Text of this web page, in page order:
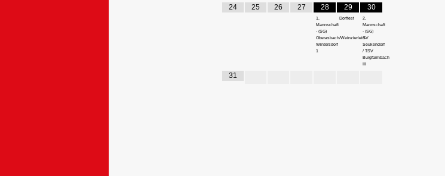
24 25 26 27 28
1.
Mannschaft
- (SG)
Oberasbach/Weinzierlein-
Wintersdorf
1
29
Dorffest
30
2.
Mannschaft
- (SG)
SV
Seukendorf
/ TSV
Burgfarrnbach
31